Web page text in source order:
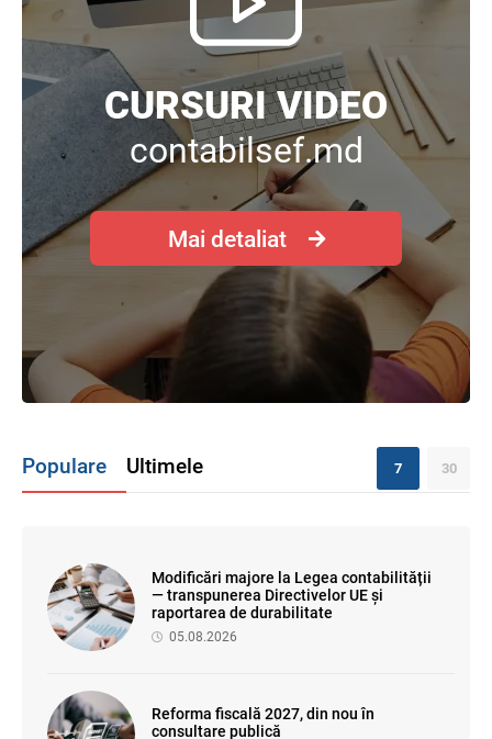
CURSURI VIDEO
contabilsef.md
Mai detaliat
Populare Ultimele 7 30
Modificări majore la Legea contabilității
— transpunerea Directivelor UE și
raportarea de durabilitate
05.08.2026
Reforma fiscală 2027, din nou în
consultare publică